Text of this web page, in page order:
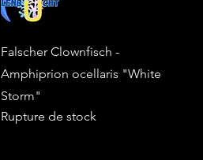
Falscher Clownfisch -
Amphiprion ocellaris "White
Storm"
Rupture de stock